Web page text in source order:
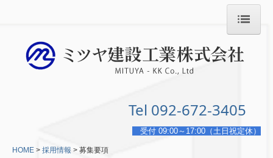
HOME
Tel 092-672-3405
受付 09:00～17:00（土日祝定休）
HOME 採用情報 募集要項